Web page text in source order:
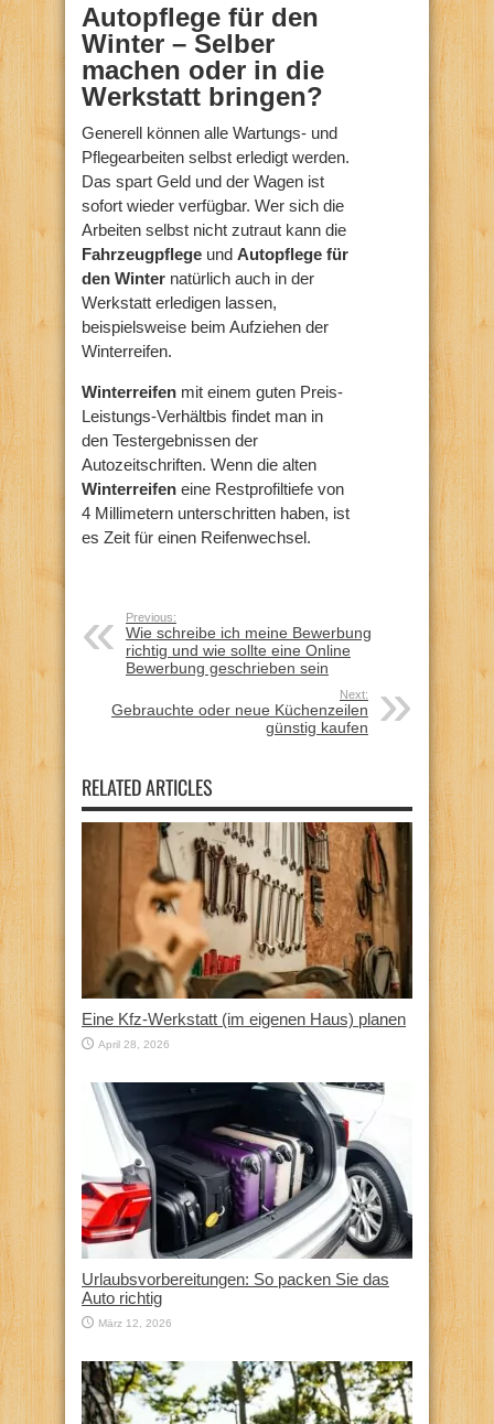
Autopflege für den
Winter – Selber
machen oder in die
Werkstatt bringen?
Generell können alle Wartungs- und
Pflegearbeiten selbst erledigt werden.
Das spart Geld und der Wagen ist
sofort wieder verfügbar. Wer sich die
Arbeiten selbst nicht zutraut kann die
Fahrzeugpflege und Autopflege für
den Winter natürlich auch in der
Werkstatt erledigen lassen,
beispielsweise beim Aufziehen der
Winterreifen.
Winterreifen mit einem guten Preis-
Leistungs-Verhältbis findet man in
den Testergebnissen der
Autozeitschriften. Wenn die alten
Winterreifen eine Restprofiltiefe von
4 Millimetern unterschritten haben, ist
es Zeit für einen Reifenwechsel.
Previous:
Wie schreibe ich meine Bewerbung
richtig und wie sollte eine Online
Bewerbung geschrieben sein
Next:
Gebrauchte oder neue Küchenzeilen
günstig kaufen
RELATED ARTICLES
Eine Kfz‑Werkstatt (im eigenen Haus) planen
April 28, 2026
Urlaubsvorbereitungen: So packen Sie das
Auto richtig
März 12, 2026